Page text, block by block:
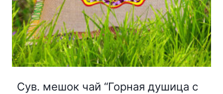
Cув. мешок чай “Горная душица с